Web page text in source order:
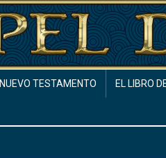
NUEVO TESTAMENTO EL LIBRO